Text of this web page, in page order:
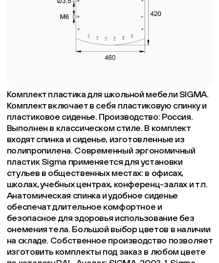
Комплект пластика для школьной мебели SIGMA.
Комплект включает в себя пластиковую спинку и
пластиковое сиденье. Производство: Россия.
Выполнен в классическом стиле. В комплект
входят спинка и сиденье, изготовленные из
полипропилена. Современный эргономичный
пластик Sigma применяется для установки
стульев в общественных местах: в офисах,
школах, учебных центрах, конференц-залах и т.п.
Анатомическая спинка и удобное сиденье
обеспечат длительное комфортное и
безопасное для здоровья использование без
онемения тела. Большой выбор цветов в наличии
на складе. Собственное производство позволяет
изготовить комплекты под заказ в любом цвете